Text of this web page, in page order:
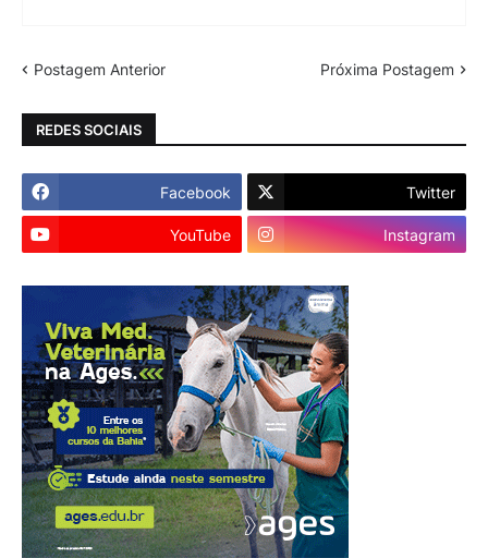
Postagem Anterior Próxima Postagem
REDES SOCIAIS
Facebook Twitter
YouTube Instagram